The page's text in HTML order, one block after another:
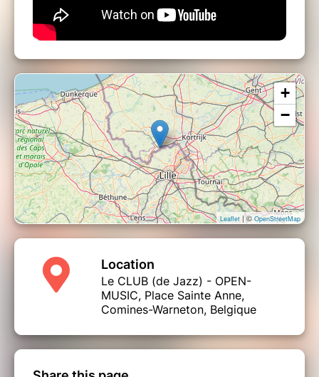
+
−
Leaflet| ©OpenStreetMap
Location
Le CLUB (de Jazz) - OPEN-
MUSIC, Place Sainte Anne,
Comines-Warneton, Belgique